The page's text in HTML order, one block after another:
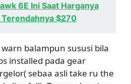
6E Ini Saat Harganya
$270
balampun sususi bila
installed pada gear
sebaa asli take ru the